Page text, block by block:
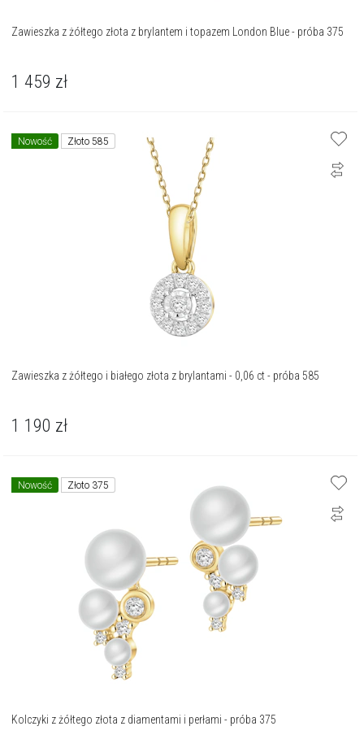
Zawieszka z żółtego złota z brylantem i topazem London Blue - próba 375
1 459 zł
Nowość Złoto 585
Zawieszka z żółtego i białego złota z brylantami - 0,06 ct - próba 585
1 190 zł
Nowość Złoto 375
Kolczyki z żółtego złota z diamentami i perłami - próba 375